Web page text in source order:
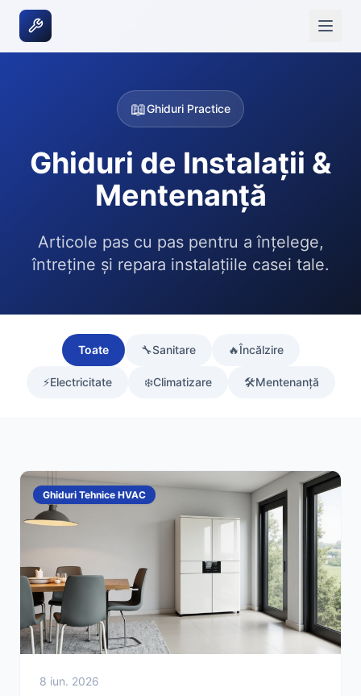
📖Ghiduri Practice
Ghiduri de Instalații &
Mentenanță
Articole pas cu pas pentru a înțelege,
întreține și repara instalațiile casei tale.
Toate 🔧Sanitare 🔥Încălzire
⚡Electricitate ❄️Climatizare 🛠️Mentenanță
Ghiduri Tehnice HVAC
8 iun. 2026